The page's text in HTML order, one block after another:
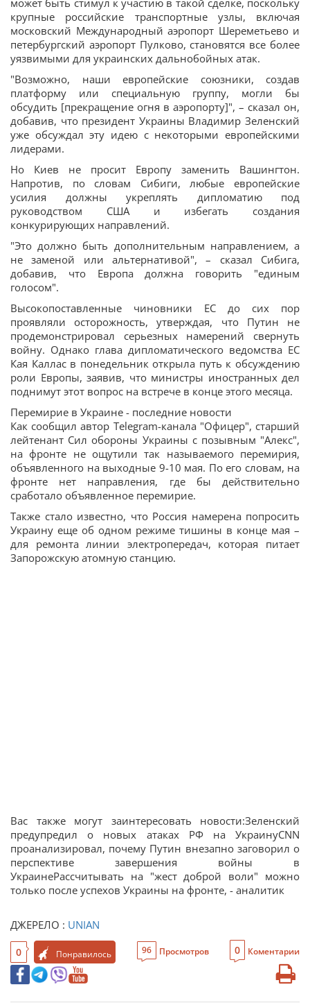
может быть стимул к участию в такой сделке, поскольку
крупные российские транспортные узлы, включая
московский Международный аэропорт Шереметьево и
петербургский аэропорт Пулково, становятся все более
уязвимыми для украинских дальнобойных атак.
"Возможно, наши европейские союзники, создав
платформу или специальную группу, могли бы
обсудить [прекращение огня в аэропорту]", – сказал он,
добавив, что президент Украины Владимир Зеленский
уже обсуждал эту идею с некоторыми европейскими
лидерами.
Но Киев не просит Европу заменить Вашингтон.
Напротив, по словам Сибиги, любые европейские
усилия должны укреплять дипломатию под
руководством США и избегать создания
конкурирующих направлений.
"Это должно быть дополнительным направлением, а
не заменой или альтернативой", – сказал Сибига,
добавив, что Европа должна говорить "единым
голосом".
Высокопоставленные чиновники ЕС до сих пор
проявляли осторожность, утверждая, что Путин не
продемонстрировал серьезных намерений свернуть
войну. Однако глава дипломатического ведомства ЕС
Кая Каллас в понедельник открыла путь к обсуждению
роли Европы, заявив, что министры иностранных дел
поднимут этот вопрос на встрече в конце этого месяца.
Перемирие в Украине - последние новости
Как сообщил автор Telegram-канала "Офицер", старший
лейтенант Сил обороны Украины с позывным "Алекс",
на фронте не ощутили так называемого перемирия,
объявленного на выходные 9-10 мая. По его словам, на
фронте нет направления, где бы действительно
сработало объявленное перемирие.
Также стало известно, что Россия намерена попросить
Украину еще об одном режиме тишины в конце мая –
для ремонта линии электропередач, которая питает
Запорожскую атомную станцию.
Вас также могут заинтересовать новости:Зеленский
предупредил о новых атаках РФ на УкраинуCNN
проанализировал, почему Путин внезапно заговорил о
перспективе завершения войны в
УкраинеРассчитывать на "жест доброй воли" можно
только после успехов Украины на фронте, - аналитик
ДЖЕРЕЛО : UNIAN
0 Понравилось 96 Просмотров 0 Коментарии